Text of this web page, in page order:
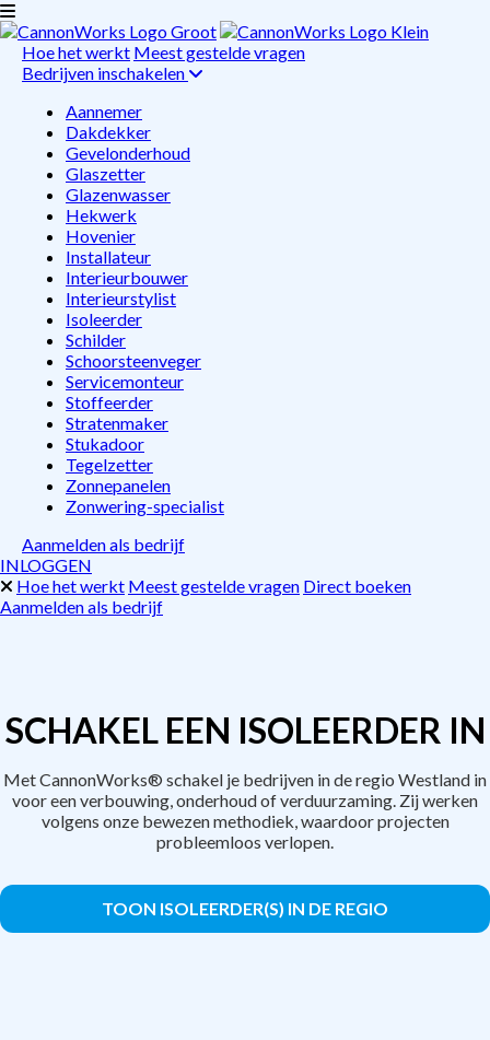
Hoe het werkt Meest gestelde vragen
Bedrijven inschakelen
Aannemer
Dakdekker
Gevelonderhoud
Glaszetter
Glazenwasser
Hekwerk
Hovenier
Installateur
Interieurbouwer
Interieurstylist
Isoleerder
Schilder
Schoorsteenveger
Servicemonteur
Stoffeerder
Stratenmaker
Stukadoor
Tegelzetter
Zonnepanelen
Zonwering-specialist
Aanmelden als bedrijf
INLOGGEN
Hoe het werkt Meest gestelde vragen Direct boeken
Aanmelden als bedrijf
SCHAKEL EEN ISOLEERDER IN
Met CannonWorks® schakel je bedrijven in de regio Westland in
voor een verbouwing, onderhoud of verduurzaming. Zij werken
volgens onze bewezen methodiek, waardoor projecten
probleemloos verlopen.
TOON ISOLEERDER(S) IN DE REGIO